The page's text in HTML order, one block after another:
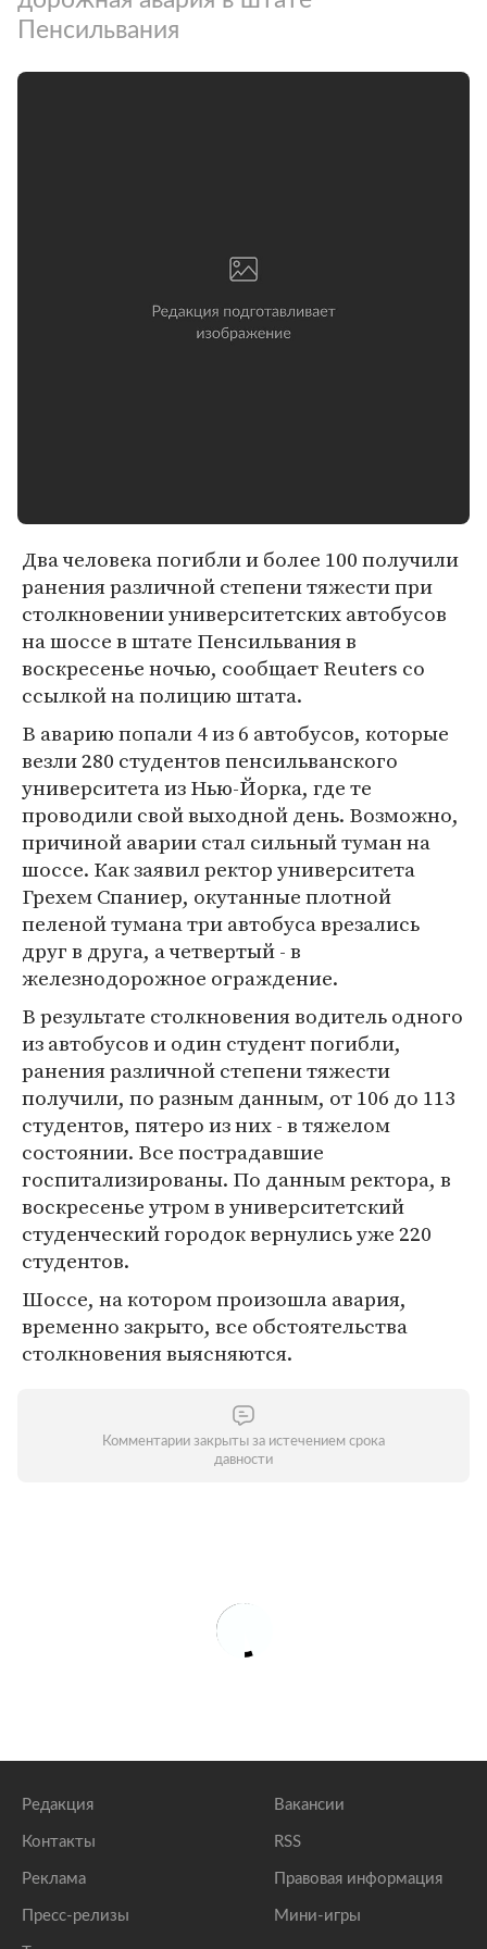
Пенсильвания
Два человека погибли и более 100 получили
ранения различной степени тяжести при
столкновении университетских автобусов
на шоссе в штате Пенсильвания в
воскресенье ночью, сообщает Reuters со
ссылкой на полицию штата.
В аварию попали 4 из 6 автобусов, которые
везли 280 студентов пенсильванского
университета из Нью-Йорка, где те
проводили свой выходной день. Возможно,
причиной аварии стал сильный туман на
шоссе. Как заявил ректор университета
Грехем Спаниер, окутанные плотной
пеленой тумана три автобуса врезались
друг в друга, а четвертый - в
железнодорожное ограждение.
В результате столкновения водитель одного
из автобусов и один студент погибли,
ранения различной степени тяжести
получили, по разным данным, от 106 до 113
студентов, пятеро из них - в тяжелом
состоянии. Все пострадавшие
госпитализированы. По данным ректора, в
воскресенье утром в университетский
студенческий городок вернулись уже 220
студентов.
Шоссе, на котором произошла авария,
временно закрыто, все обстоятельства
столкновения выясняются.
Комментарии закрыты за истечением срока
давности
Редакция
Контакты
Реклама
Пресс-релизы
Вакансии
RSS
Правовая информация
Мини-игры